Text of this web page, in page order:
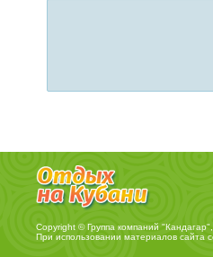
Copyright © Группа компаний
При использовании материалов сайта